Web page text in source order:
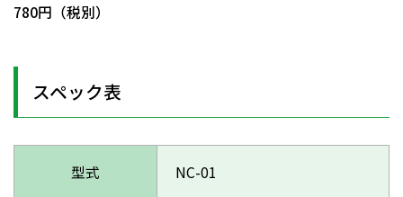
780円（税別）
スペック表
型式 NC-01